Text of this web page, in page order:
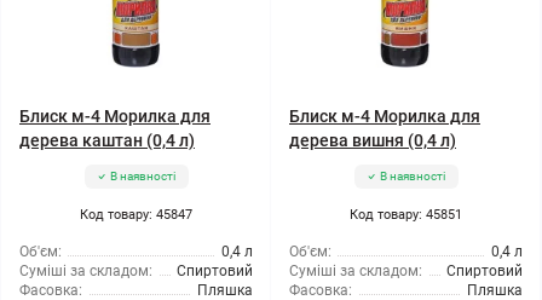
Блиск м-4 Морилка для
дерева каштан (0,4 л)
В наявності
Код товару: 45847
Об'єм:
0,4 л
Суміші за складом:
Спиртовий
Фасовка:
Пляшка
Блиск м-4 Морилка для
дерева вишня (0,4 л)
В наявності
Код товару: 45851
Об'єм:
0,4 л
Суміші за складом:
Спиртовий
Фасовка:
Пляшка